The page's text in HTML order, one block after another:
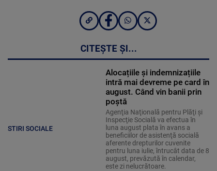
CITEȘTE ȘI...
STIRI SOCIALE
Alocațiile și indemnizațiile
intră mai devreme pe card în
august. Când vin banii prin
poștă
Agenţia Naţională pentru Plăţi şi
Inspecţie Socială va efectua în
luna august plata în avans a
beneficiilor de asistenţă socială
aferente drepturilor cuvenite
pentru luna iulie, întrucât data de 8
august, prevăzută în calendar,
este zi nelucrătoare.